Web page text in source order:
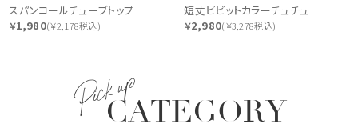
スパンコールチューブトップ
￥1,980(￥2,178税込)
短丈ビビットカラーチュチュ
￥2,980(￥3,278税込)
Pick upCATEGORY